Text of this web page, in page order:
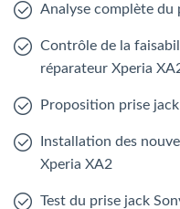
Analyse complète du
Contrôle de la
réparateur Xperia
Proposition prise
Installation des
Xperia XA2
Test du prise jack